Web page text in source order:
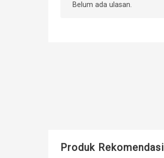
Belum ada ulasan.
Produk Rekomendasi